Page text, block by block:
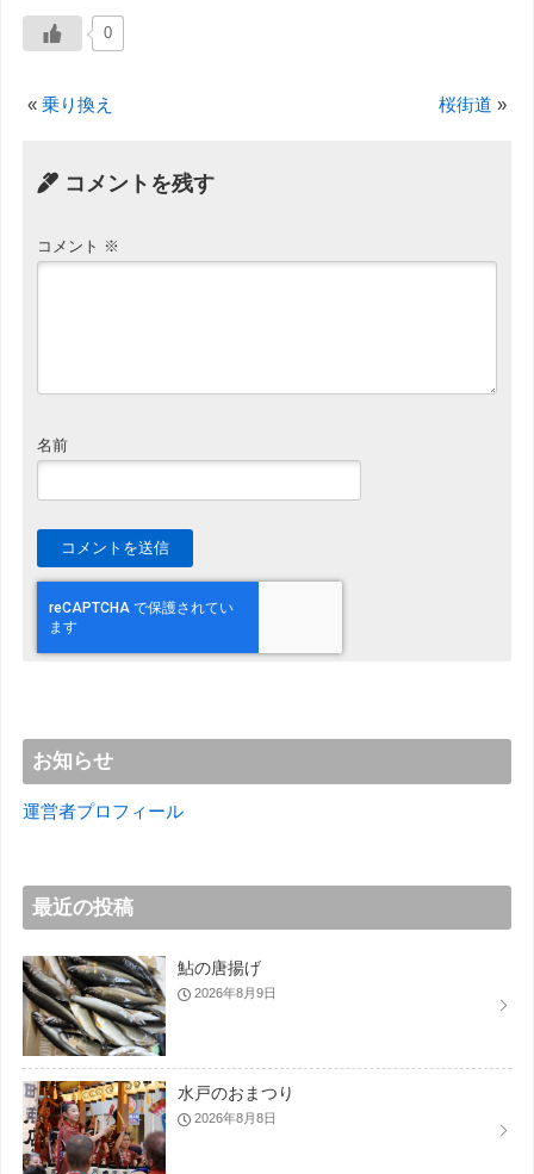
0
« 乗り換え 桜街道 »
コメントを残す
コメント ※
名前
お知らせ
運営者プロフィール
最近の投稿
鮎の唐揚げ
2026年8月9日
水戸のおまつり
2026年8月8日